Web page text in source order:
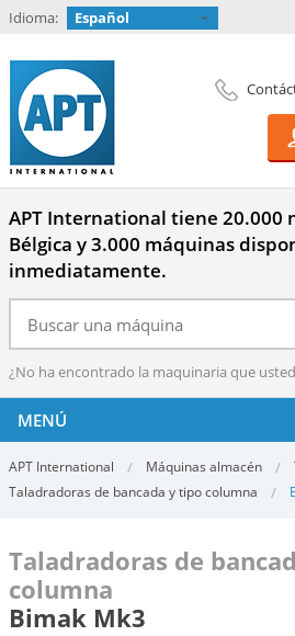
Idioma: Español
APT International tiene 20.000
Bélgica y 3.000 máquinas
inmediatamente.
¿No ha encontrado la maquinaria que
MENÚ
APT International Máquinas almacén
Taladradoras de bancada y tipo columna
Taladradoras de
columna
Bimak Mk3